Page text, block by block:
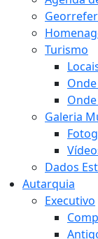
Turismo
Galeria
Dados
Autarquia
Executivo